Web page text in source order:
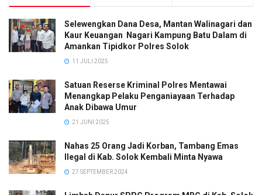
Selewengkan Dana Desa, Mantan Walinagari dan
Kaur Keuangan Nagari Kampung Batu Dalam di
Amankan Tipidkor Polres Solok
11 JULI 2025
Satuan Reserse Kriminal Polres Mentawai
Menangkap Pelaku Penganiayaan Terhadap
Anak Dibawa Umur
21 JUNI 2025
Nahas 25 Orang Jadi Korban, Tambang Emas
Ilegal di Kab. Solok Kembali Minta Nyawa
27 SEPTEMBER 2024